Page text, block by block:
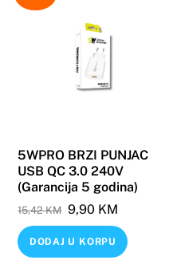
5WPRO BRZI PUNJAC
USB QC 3.0 240V
(Garancija 5 godina)
15,42KM Original
price
was:
9,90 KM
price
is:
DODAJ U KORPU